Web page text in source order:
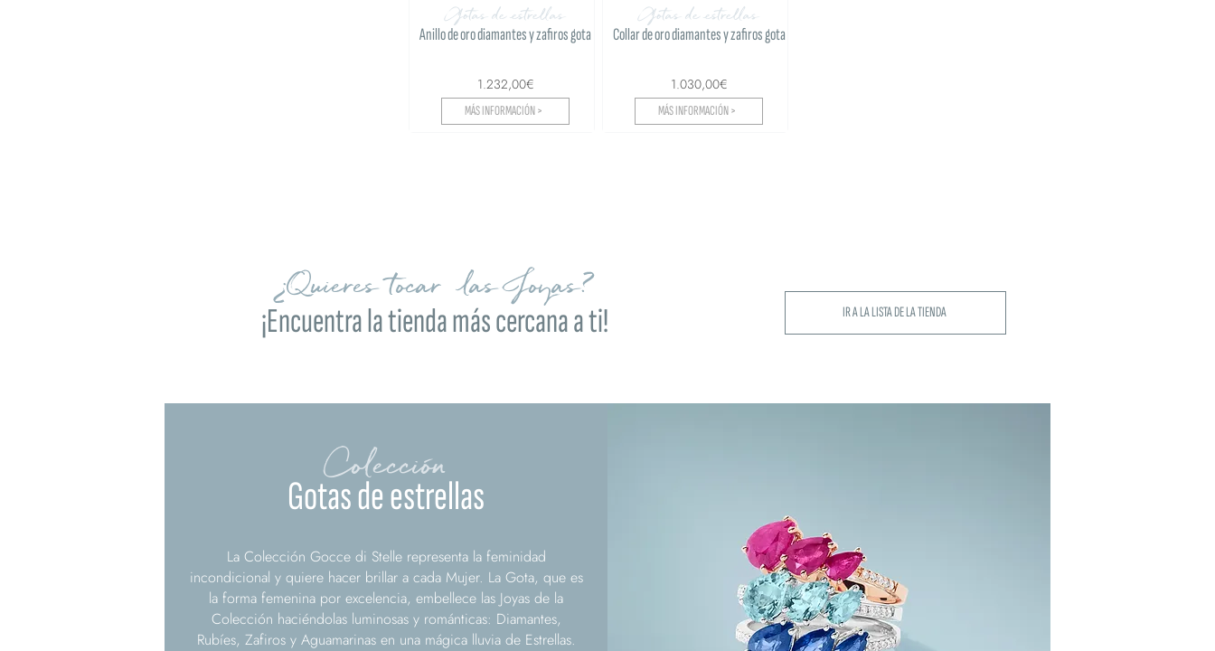
Gotas de estrellas
Anillo de oro diamantes y zafiros gota
1.232,00€
MÁS INFORMACIÓN >
Gotas de estrellas
Collar de oro diamantes y zafiros gota
1.030,00€
MÁS INFORMACIÓN >
¿Quieres tocar las Joyas?
¡Encuentra la tienda más cercana a ti! IR A LA LISTA DE LA TIENDA
Gotas de estrellas
Colección
La Colección Gocce di Stelle representa la feminidad
incondicional y quiere hacer brillar a cada Mujer. La Gota, que es
la forma femenina por excelencia, embellece las Joyas de la
Colección haciéndolas luminosas y románticas: Diamantes,
Rubíes, Zafiros y Aguamarinas en una mágica lluvia de Estrellas.